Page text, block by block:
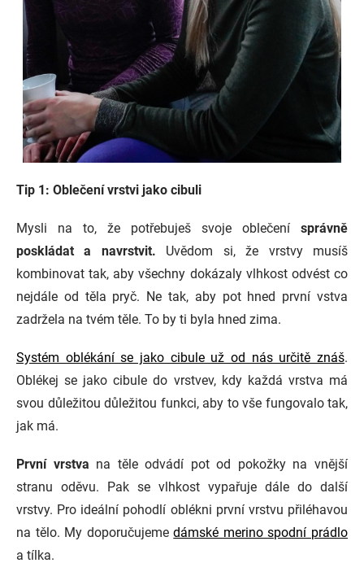
Tip 1: Oblečení vrstvi jako cibuli
Mysli na to, že potřebuješ svoje oblečení správně
poskládat a navrstvit. Uvědom si, že vrstvy musíš
kombinovat tak, aby všechny dokázaly vlhkost odvést co
nejdále od těla pryč. Ne tak, aby pot hned první vstva
zadržela na tvém těle. To by ti byla hned zima.
Systém oblékání se jako cibule už od nás určitě znáš.
Oblékej se jako cibule do vrstvev, kdy každá vrstva má
svou důležitou důležitou funkci, aby to vše fungovalo tak,
jak má.
První vrstva na těle odvádí pot od pokožky na vnější
stranu oděvu. Pak se vlhkost vypařuje dále do další
vrstvy. Pro ideální pohodlí oblékni první vrstvu přiléhavou
na tělo. My doporučujemedámské merino spodní prádlo
a tílka.